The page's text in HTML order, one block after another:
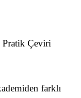
Çeviri
farklı